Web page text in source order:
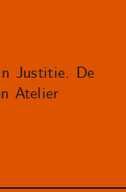
Justitie. De
Atelier